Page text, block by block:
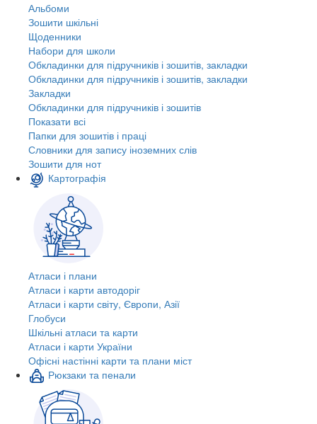
Альбоми
Зошити шкільні
Щоденники
Набори для школи
Обкладинки для підручників і зошитів, закладки
Обкладинки для підручників і зошитів, закладки
Закладки
Обкладинки для підручників і зошитів
Показати всі
Папки для зошитів і праці
Словники для запису іноземних слів
Зошити для нот
Картографія
Атласи і плани
Атласи і карти автодоріг
Атласи і карти світу, Європи, Азії
Глобуси
Шкільні атласи та карти
Атласи і карти України
Офісні настінні карти та плани міст
Рюкзаки та пенали